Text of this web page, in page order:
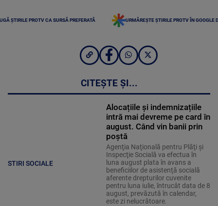
ȘTIRILE PROTV CA SURSĂ PREFERATĂ URMĂREȘTE ȘTIRILE PROTV ÎN GOOGLE
CITEȘTE ȘI...
STIRI SOCIALE
Alocațiile și indemnizațiile
intră mai devreme pe card în
august. Când vin banii prin
poștă
Agenţia Naţională pentru Plăţi şi
Inspecţie Socială va efectua în
luna august plata în avans a
beneficiilor de asistenţă socială
aferente drepturilor cuvenite
pentru luna iulie, întrucât data de 8
august, prevăzută în calendar,
este zi nelucrătoare.